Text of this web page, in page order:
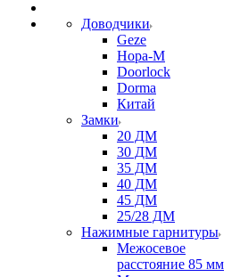
Доводчики
Geze
Нора-М
Doorlock
Dorma
Китай
Замки
20 ДМ
30 ДМ
35 ДМ
40 ДМ
45 ДМ
25/28 ДМ
Нажимные гарнитуры
Межосевое
расстояние 85 мм